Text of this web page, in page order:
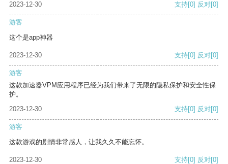
2023-12-30
支持[0] 反对[0]
游客
这个是app神器
2023-12-30 支持[0] 反对[0]
游客
这款加速器VPM应用程序已经为我们带来了无限的隐私保护和安全性保
护。
2023-12-30
支持[0] 反对[0]
游客
这款游戏的剧情非常感人，让我久久不能忘怀。
2023-12-30 支持[0] 反对[0]